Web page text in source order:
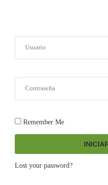
Remember Me
Lost your password?